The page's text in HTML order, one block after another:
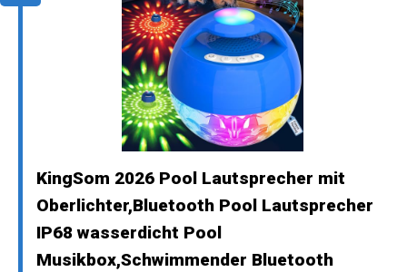
KingSom 2026 Pool Lautsprecher mit
Oberlichter,Bluetooth Pool Lautsprecher
IP68 wasserdicht Pool
Musikbox,Schwimmender Bluetooth